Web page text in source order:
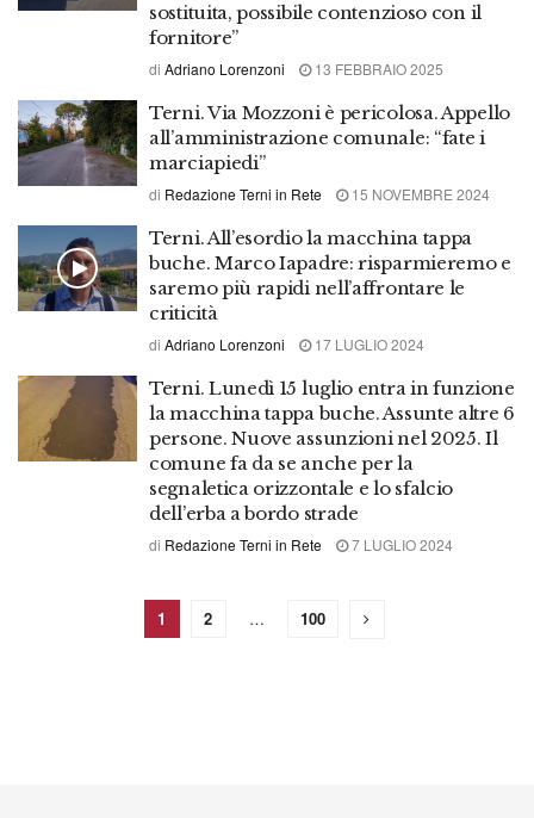
sostituita, possibile contenzioso con il
fornitore”
di Adriano Lorenzoni 13 FEBBRAIO 2025
Terni. Via Mozzoni è pericolosa. Appello
all’amministrazione comunale: “fate i
marciapiedi”
di Redazione Terni in Rete 15 NOVEMBRE 2024
Terni. All’esordio la macchina tappa
buche. Marco Iapadre: risparmieremo e
saremo più rapidi nell’affrontare le
criticità
di Adriano Lorenzoni 17 LUGLIO 2024
Terni. Lunedì 15 luglio entra in funzione
la macchina tappa buche. Assunte altre 6
persone. Nuove assunzioni nel 2025. Il
comune fa da se anche per la
segnaletica orizzontale e lo sfalcio
dell’erba a bordo strade
di Redazione Terni in Rete 7 LUGLIO 2024
1 2 … 100